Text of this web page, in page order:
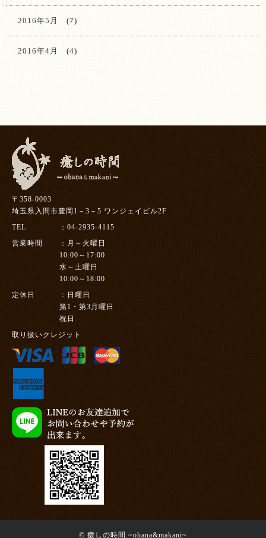
2016年5月 (7)
2016年4月 (4)
〒358-0003
埼玉県入間市豊岡1－3－5 ワンジェイビル2F
TEL
04-2935-4115
営業時間
月～火曜日
10:00～17:00
水～土曜日
10:00～18:00
定休日
日曜日
第1・第3月曜日
祝日
取り扱いクレジット
© 癒しの時間 ~ohana&makani~